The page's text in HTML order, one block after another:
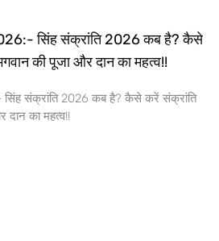
सिंह संक्रांति 2026 कब है? कैसे
की पूजा और दान का महत्व!!
संक्रांति 2026 कब है? कैसे करें संक्रांति
दान का महत्व!!